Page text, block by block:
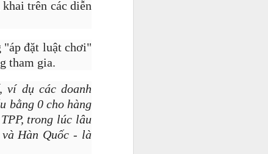
trên các diễn
"áp đặt luật chơi"
tham gia.
ví dụ các doanh
bằng 0 cho hàng
trong lúc lâu
Hàn Quốc - là